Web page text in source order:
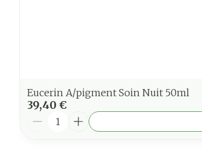
Eucerin A/pigment Soin Nuit 50ml
39,40 €
Quantité